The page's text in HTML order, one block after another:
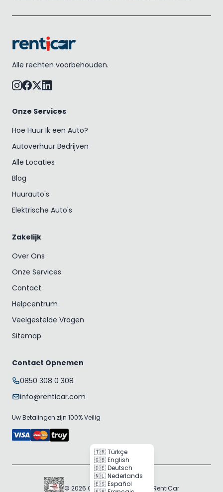
Alle rechten voorbehouden.
Onze Services
Hoe Huur Ik een Auto?
Autoverhuur Bedrijven
Alle Locaties
Blog
Huurauto's
Elektrische Auto's
Zakelijk
Over Ons
Onze Services
Contact
Helpcentrum
Veelgestelde Vragen
Sitemap
Contact Opnemen
0850 308 0 308
info@renticar.com
Uw Betalingen zijn 100% Veilig
© 2026 Gogocar Bilişim A.Ş. | RentiCar
🇹🇷 Türkçe
🇬🇧 English
🇩🇪 Deutsch
🇳🇱 Nederlands
🇪🇸 Español